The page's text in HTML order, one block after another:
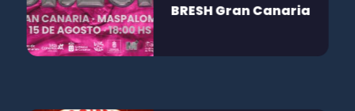
BRESH Gran Canaria